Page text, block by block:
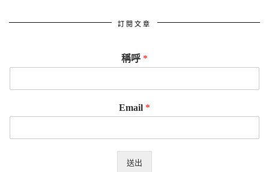
訂閱文章
稱呼 *
Email *
送出